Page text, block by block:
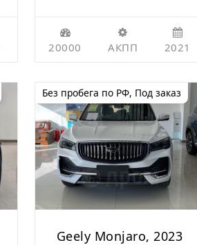
20000 АКПП 2021
Без пробега по РФ, Под заказ
Geely Monjaro, 2023